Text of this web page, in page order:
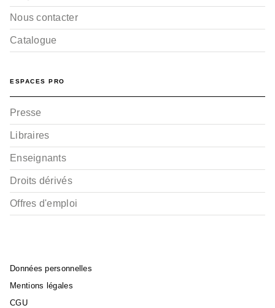
Nous contacter
Catalogue
ESPACES PRO
Presse
Libraires
Enseignants
Droits dérivés
Offres d'emploi
Données personnelles
Mentions légales
CGU